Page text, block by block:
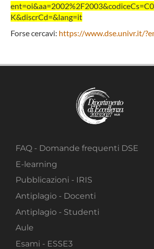
K&discrCd=&lang=it
Forse cercavi: https://www.dse.univr.it/
FAQ - Domande frequenti DSE
E-learning
Pubblicazioni - IRIS
Antiplagio - Docenti
Antiplagio - Studenti
Aule
Esami - ESSE3